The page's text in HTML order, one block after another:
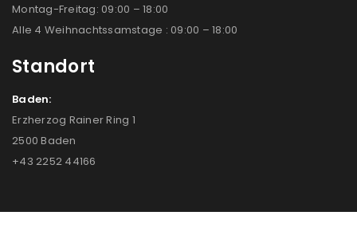
Montag-Freitag: 09:00 – 18:00
Alle 4 Weihnachtssamstage : 09:00 – 18:00
Standort
Baden:
Erzherzog Rainer Ring 1
2500 Baden
+43 2252 44166